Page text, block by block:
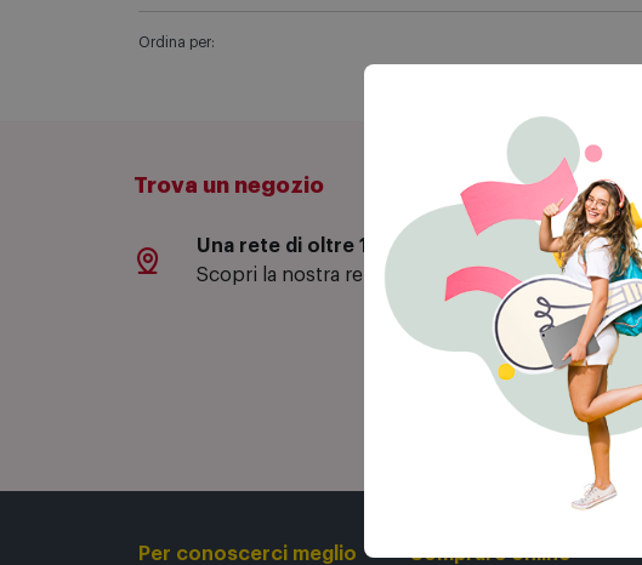
Ordina per:
Trova un negozio
Una rete di oltre 130 negozi
Scopri la nostra rete di negozi.
Scopri i negozi
Per conoscerci meglio
Comprare online